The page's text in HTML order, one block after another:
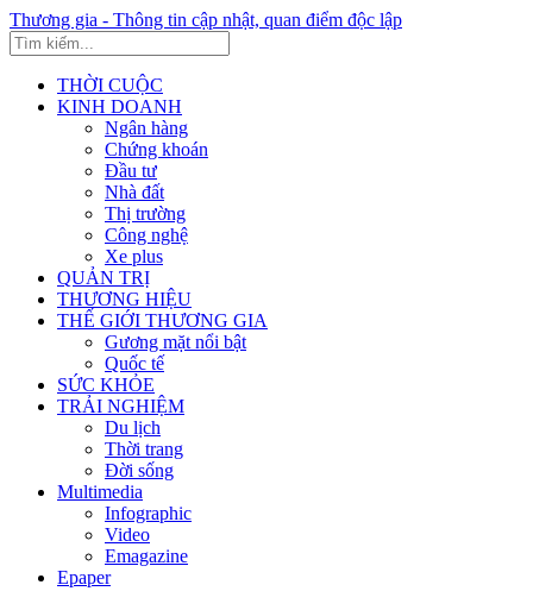
Thương gia - Thông tin cập nhật, quan điểm độc lập
THỜI CUỘC
KINH DOANH
Ngân hàng
Chứng khoán
Đầu tư
Nhà đất
Thị trường
Công nghệ
Xe plus
QUẢN TRỊ
THƯƠNG HIỆU
THẾ GIỚI THƯƠNG GIA
Gương mặt nổi bật
Quốc tế
SỨC KHỎE
TRẢI NGHIỆM
Du lịch
Thời trang
Đời sống
Multimedia
Infographic
Video
Emagazine
Epaper